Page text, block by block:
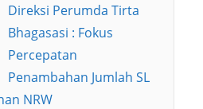
Direksi Perumda Tirta
Bhagasasi : Fokus
Percepatan
Penambahan Jumlah SL
NRW